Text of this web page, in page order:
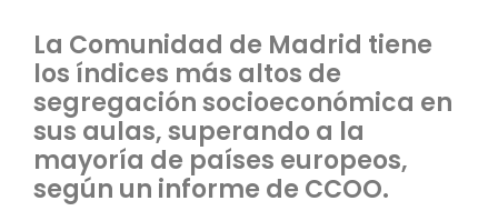
La Comunidad de Madrid tiene
los índices más altos de
segregación socioeconómica en
sus aulas, superando a la
mayoría de países europeos,
según un informe de CCOO.